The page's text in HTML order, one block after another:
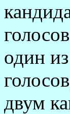
один
двум